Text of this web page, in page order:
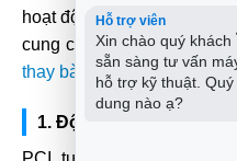
hoạt động ổn định trở lại
cung cấp dịch vụ cài đặt
thay bàn phím laptop
1. Đội ngũ kỹ thuật viên
Hỗ trợ viên
Xin chào quý
sẵn sàng tư vấn
hỗ trợ kỹ thuật.
dung nào ạ?